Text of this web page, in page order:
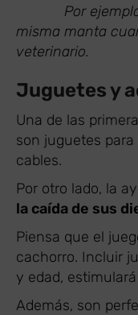
Por
misma manta
veterinario.
Juguetes y
Una de las
son juguetes
cables.
Por otro lado, la
la caída de sus
Piensa que el
cachorro. Incluir
y edad,
Además, son